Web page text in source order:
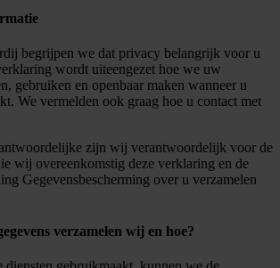
begrijpen we dat privacy belangrijk voor u
wordt uiteengezet hoe we uw
gebruiken en openbaar maken wanneer u
We vermelden ook graag hoe u contact met
zijn wij verantwoordelijk voor de
wij overeenkomstig deze verklaring en de
Gegevensbescherming over u verzamelen
verzamelen wij en hoe?